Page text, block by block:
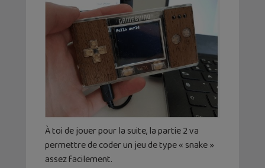
À toi de jouer pour la suite, la partie 2 va
permettre de coder un jeu de type « snake »
assez facilement.